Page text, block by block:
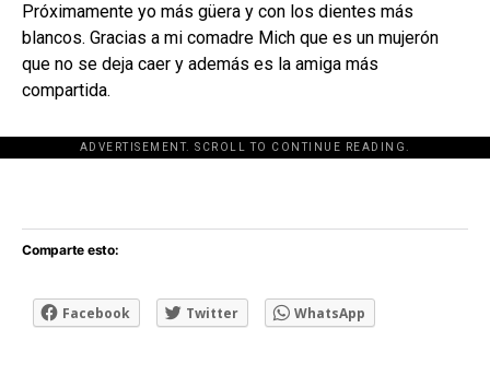
Próximamente yo más güera y con los dientes más
blancos. Gracias a mi comadre Mich que es un mujerón
que no se deja caer y además es la amiga más
compartida.
ADVERTISEMENT. SCROLL TO CONTINUE READING.
[adsforwp id="243463"]
Comparte esto:
Facebook Twitter WhatsApp